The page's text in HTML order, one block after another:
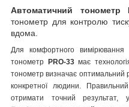
Автоматичний тонометр
тонометр для контролю
вдома.
Для комфортного вимірювання
тонометр PRO-33має т
тонометр визначає оптимальний
конкретної людини.
отримати точний результат,